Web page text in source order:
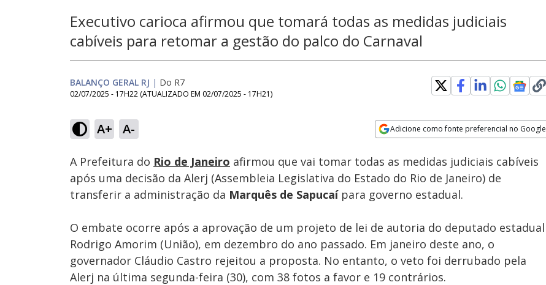
Executivo carioca afirmou que tomará todas as medidas judiciais
cabíveis para retomar a gestão do palco do Carnaval
BALANÇO GERAL RJ | Do R7
02/07/2025 - 17H22 (ATUALIZADO EM 02/07/2025 - 17H21)
A+ A- Adicione como fonte preferencial no Google
Ativar
Som
21.67%
Velocidade
A Prefeitura do Rio de Janeiro afirmou que vai tomar todas as medidas judiciais cabíveis
após uma decisão da Alerj (Assembleia Legislativa do Estado do Rio de Janeiro) de
transferir a administração da Marquês de Sapucaípara governo estadual.
O embate ocorre após a aprovação de um projeto de lei de autoria do deputado estadual
Rodrigo Amorim (União), em dezembro do ano passado. Em janeiro deste ano, o
governador Cláudio Castro rejeitou a proposta. No entanto, o veto foi derrubado pela
Alerj na última segunda-feira (30), com 38 fotos a favor e 19 contrários.